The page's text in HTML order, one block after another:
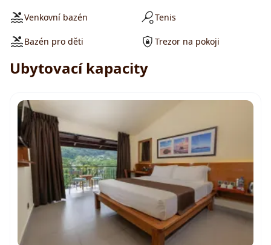
Venkovní bazén
Bazén pro děti
Tenis
Trezor na pokoji
Ubytovací kapacity